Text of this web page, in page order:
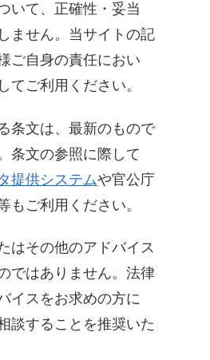
いて、正確性・妥当
ません。当サイトの記
ご自身の責任におい
てご利用ください。
条文は、最新のもので
条文の参照に際して
提供システムや官公庁
もご利用ください。
はその他のアドバイス
ではありません。法律
イスをお求めの方に
談することを推奨いた